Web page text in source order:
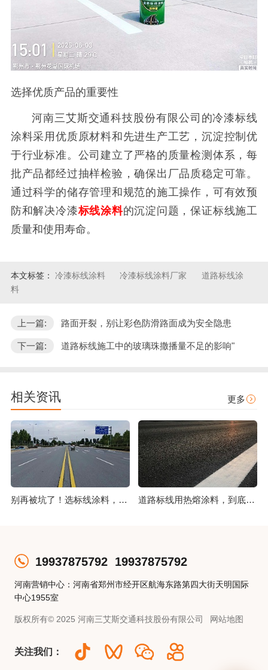
选择优质产品的重要性
河南三艾斯交通科技股份有限公司的冷漆标线
涂料采用优质原材料和先进生产工艺，沉淀控制优
于行业标准。公司建立了严格的质量检测体系，每
批产品都经过抽样检验，确保出厂品质稳定可靠。
通过科学的储存管理和规范的施工操作，可有效预
防和解决冷漆标线涂料的沉淀问题，保证标线施工
质量和使用寿命。
本文标签： 冷漆标线涂料 冷漆标线涂料厂家​
道路标线涂
料
上一篇: 路面开裂，别让彩色防滑路面成为安全隐患
下一篇: 道路标线施工中的玻璃珠撒播量不足的影响"
相关资讯 更多
别再被坑了！选标线涂料，这几点比价格更重要 道路标线用热熔涂料，到底好在哪？
19937875792 19937875792
河南营销中心：河南省郑州市经开区航海东路第四大街天明国际
中心1955室
版权所有© 2025 河南三艾斯交通科技股份有限公司 网站地图
关注我们：